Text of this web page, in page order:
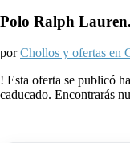
Polo Ralph Lauren.
porChollos y ofertas en
! Esta oferta se publicó
caducado. Encontrarás